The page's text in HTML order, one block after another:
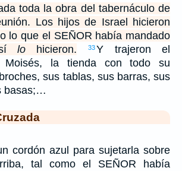
toda la obra del tabernáculo de
Los hijos de Israel hicieron
lo que el SEÑOR había mandado
lohicieron. 33 Y trajeron el
Moisés, la tienda con todo su
sus tablas, sus barras, sus
basas;…
cordón azul para sujetarla sobre
tal como el SEÑOR había